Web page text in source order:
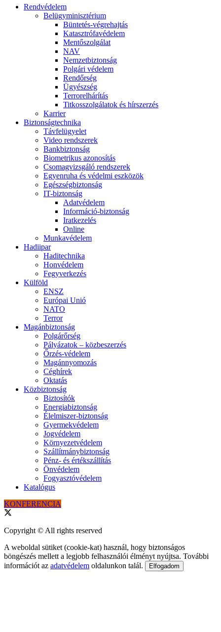
Rendvédelem
Belügyminisztérium
Büntetés-végrehajtás
Katasztrófavédelem
Mentőszolgálat
NAV
Nemzetbiztonság
Polgári védelem
Rendőrség
Ügyészség
Terrorelhárítás
Titkosszolgálatok és hírszerzés
Karrier
Biztonságtechnika
Távfelügyelet
Video rendszerek
Bankbiztonság
Biometrikus azonosítás
Csomagvizsgáló rendszerek
Egyenruha és védelmi eszközök
Egészségbiztonság
IT-biztonság
Adatvédelem
Információ-biztonság
Iratkezelés
Online
Munkavédelem
Hadiipar
Haditechnika
Honvédelem
Fegyverkezés
Külföld
ENSZ
Európai Unió
NATO
Terror
Magánbiztonság
Polgárőrség
Pályázatok – közbeszerzés
Őrzés-védelem
Magánnyomozás
Céghírek
Oktatás
Közbiztonság
Biztosítók
Energiabiztonság
Élelmiszer-biztonság
Gyermekvédelem
Jogvédelem
Környezetvédelem
Szállítmánybiztonság
Pénz- és értékszállítás
Önvédelem
Fogyasztóvédelem
Katalógus
KONFERENCIA
Copyright © All rights reserved
A weboldal sütiket (cookie-kat) használ, hogy biztonságos
böngészés mellett a legjobb felhasználói élményt nyújtsa. További
információt az adatvédelem oldalunkon talál. Elfogadom